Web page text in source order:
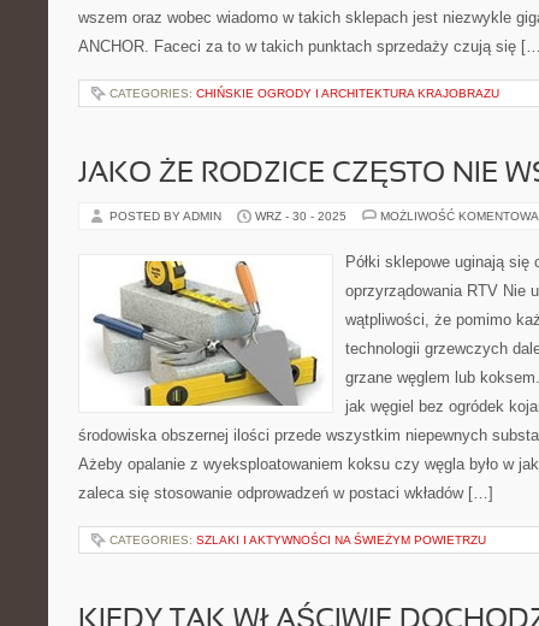
wszem oraz wobec wiadomo w takich sklepach jest niezwykle
ANCHOR. Faceci za to w takich punktach sprzedaży czują się
CATEGORIES: CHIŃSKIE OGRODY I ARCHITEKTURA KRAJOBRAZU
JAKO ŻE RODZICE CZĘSTO NIE
POSTED BY ADMIN WRZ - 30 - 2025 MOŻLIWOŚĆ
Półki sklepowe uginają się
oprzyrządowania RTV Nie
wątpliwości, że pomimo
technologii grzewczych
grzane węglem lub
jak węgiel bez ogródek
środowiska obszernej ilości przede wszystkim niepewnych
Ażeby opalanie z wyeksploatowaniem koksu czy węgla było w
zaleca się stosowanie odprowadzeń w postaci wkładów […]
CATEGORIES: SZLAKI I AKTYWNOŚCI NA ŚWIEŻYM POWIETRZU